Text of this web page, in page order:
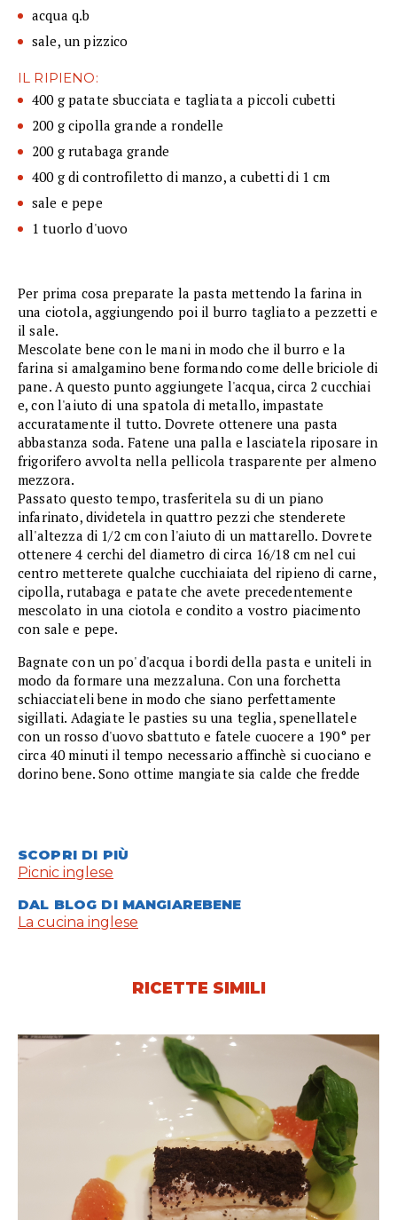
acqua q.b
sale, un pizzico
IL RIPIENO:
400 g patate sbucciata e tagliata a piccoli cubetti
200 g cipolla grande a rondelle
200 g rutabaga grande
400 g di controfiletto di manzo, a cubetti di 1 cm
sale e pepe
1 tuorlo d'uovo
Per prima cosa preparate la pasta mettendo la farina in
una ciotola, aggiungendo poi il burro tagliato a pezzetti e
il sale.
Mescolate bene con le mani in modo che il burro e la
farina si amalgamino bene formando come delle briciole di
pane. A questo punto aggiungete l'acqua, circa 2 cucchiai
e, con l'aiuto di una spatola di metallo, impastate
accuratamente il tutto. Dovrete ottenere una pasta
abbastanza soda. Fatene una palla e lasciatela riposare in
frigorifero avvolta nella pellicola trasparente per almeno
mezzora.
Passato questo tempo, trasferitela su di un piano
infarinato, dividetela in quattro pezzi che stenderete
all'altezza di 1/2 cm con l'aiuto di un mattarello. Dovrete
ottenere 4 cerchi del diametro di circa 16/18 cm nel cui
centro metterete qualche cucchiaiata del ripieno di carne,
cipolla, rutabaga e patate che avete precedentemente
mescolato in una ciotola e condito a vostro piacimento
con sale e pepe.
Bagnate con un po' d'acqua i bordi della pasta e uniteli in
modo da formare una mezzaluna. Con una forchetta
schiacciateli bene in modo che siano perfettamente
sigillati. Adagiate le pasties su una teglia, spenellatele
con un rosso d'uovo sbattuto e fatele cuocere a 190° per
circa 40 minuti il tempo necessario affinchè si cuociano e
dorino bene. Sono ottime mangiate sia calde che fredde
SCOPRI DI PIÙ
Picnic inglese
DAL BLOG DI MANGIAREBENE
La cucina inglese
RICETTE SIMILI